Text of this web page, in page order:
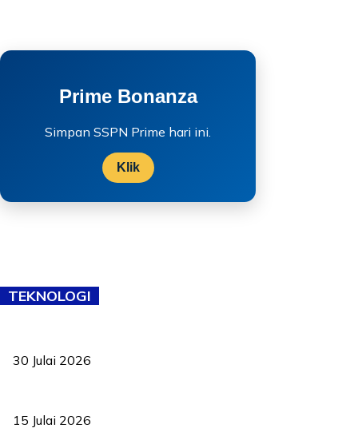
Prime Bonanza
Simpan SSPN Prime hari ini.
Klik
TEKNOLOGI
30 Julai 2026
15 Julai 2026